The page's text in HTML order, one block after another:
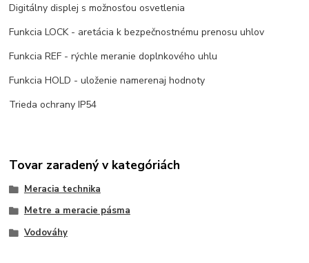
Digitálny displej s možnosťou osvetlenia
Funkcia LOCK - aretácia k bezpečnostnému prenosu uhlov
Funkcia REF - rýchle meranie doplnkového uhlu
Funkcia HOLD - uloženie namerenaj hodnoty
Trieda ochrany IP54
Tovar zaradený v kategóriách
Meracia technika
Metre a meracie pásma
Vodováhy